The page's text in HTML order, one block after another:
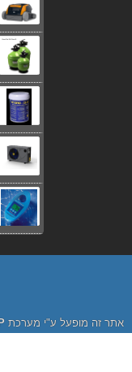
אתר זה מופעל ע"י מערכת Safe